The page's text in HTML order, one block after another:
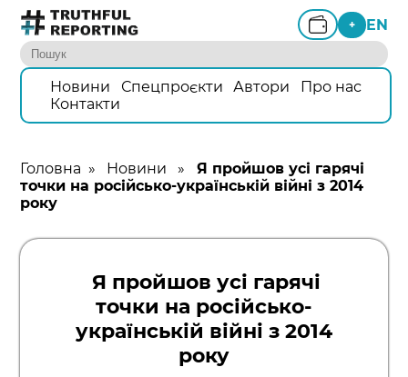
+ EN
Новини Спецпроєкти Автори
Про нас
Контакти
Головна » Новини »
Я пройшов усі гарячі
точки на російсько-українській війні з 2014
року
Я пройшов усі гарячі
точки на російсько-
українській війні з 2014
року